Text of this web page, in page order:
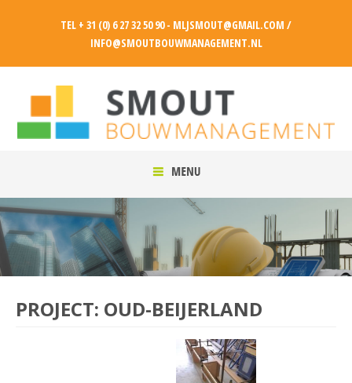
TEL + 31 (0) 6 27 32 50 90 - MLJSMOUT@GMAIL.COM /
INFO@SMOUTBOUWMANAGEMENT.NL
PROJECT: OUD-BEIJERLAND